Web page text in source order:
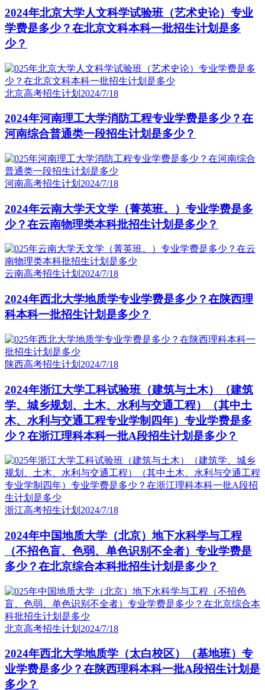
2024年北京大学人文科学试验班（艺术史论）专业
学费是多少？在北京文科本科一批招生计划是多
少？
北京高考招生计划 2024/7/18
2024年河南理工大学消防工程专业学费是多少？在
河南综合普通类一段招生计划是多少？
河南高考招生计划 2024/7/18
2024年云南大学天文学（菁英班。）专业学费是多
少？在云南物理类本科批招生计划是多少？
云南高考招生计划 2024/7/18
2024年西北大学地质学专业学费是多少？在陕西理
科本科一批招生计划是多少？
陕西高考招生计划 2024/7/18
2024年浙江大学工科试验班（建筑与土木）（建筑
学、城乡规划、土木、水利与交通工程）（其中土
木、水利与交通工程专业学制四年）专业学费是多
少？在浙江理科本科一批A段招生计划是多少？
浙江高考招生计划 2024/7/18
2024年中国地质大学（北京）地下水科学与工程
（不招色盲、色弱、单色识别不全者）专业学费是
多少？在北京综合本科批招生计划是多少？
北京高考招生计划 2024/7/18
2024年西北大学地质学（太白校区）（基地班）专
业学费是多少？在陕西理科本科一批A段招生计划是
多少？